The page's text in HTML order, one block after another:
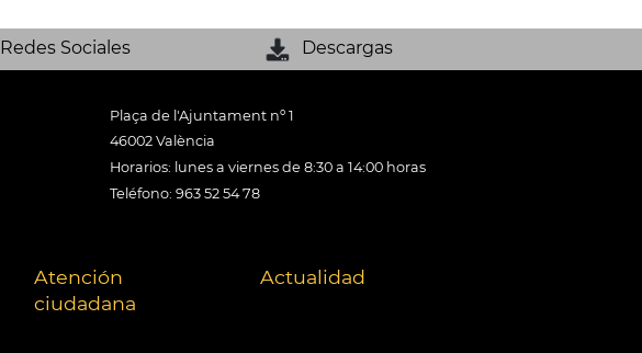
Redes Sociales Descargas
Plaça de l'Ajuntament nº 1
46002 València
Horarios: lunes a viernes de 8:30 a 14:00 horas
Teléfono: 963 52 54 78
Atención
ciudadana
Actualidad